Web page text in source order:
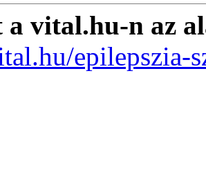
a vital.hu-n az
epilepszia-